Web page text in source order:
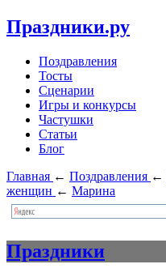
Праздники.ру
Поздравления
Тосты
Сценарии
Игры и конкурсы
Частушки
Статьи
Блог
Главная ← Поздравления ←
женщин ← Марина
Праздники